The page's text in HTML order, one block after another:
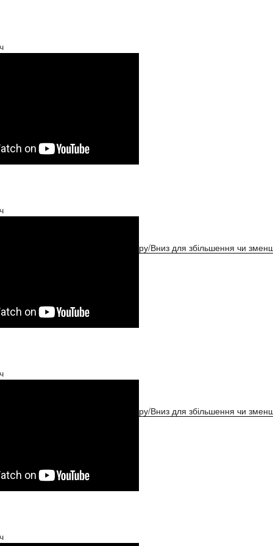
клавіші зі стрілками Вгору/Вниз для збільшення чи
клавіші зі стрілками Вгору/Вниз для збільшення чи